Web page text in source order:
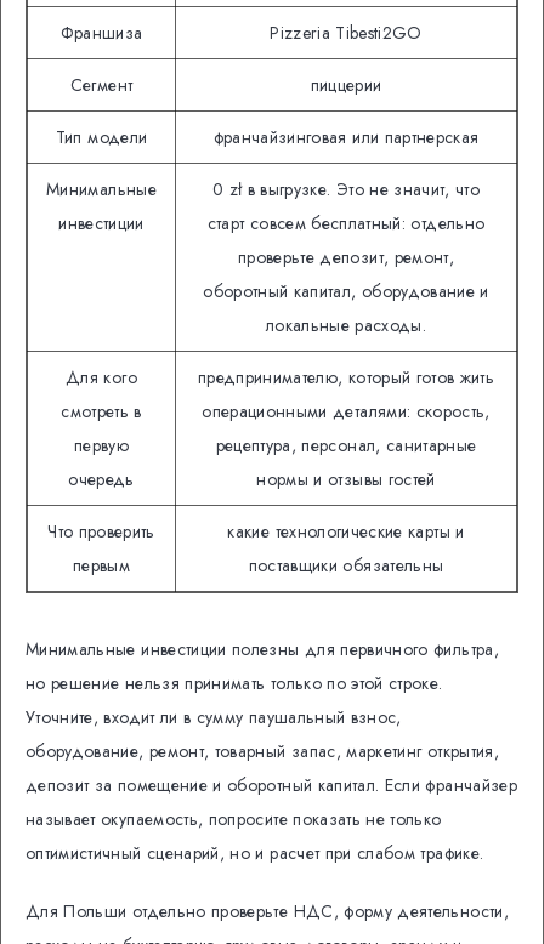
Франшиза Pizzeria Tibesti2GO
Сегмент пиццерии
Тип модели франчайзинговая или партнерская
Минимальные
инвестиции
0 zł в выгрузке. Это не значит, что
старт совсем бесплатный: отдельно
проверьте депозит, ремонт,
оборотный капитал, оборудование и
локальные расходы.
Для кого
смотреть в
первую
очередь
предпринимателю, который готов жить
операционными деталями: скорость,
рецептура, персонал, санитарные
нормы и отзывы гостей
Что проверить
первым
какие технологические карты и
поставщики обязательны
Минимальные инвестиции полезны для первичного фильтра,
но решение нельзя принимать только по этой строке.
Уточните, входит ли в сумму паушальный взнос,
оборудование, ремонт, товарный запас, маркетинг открытия,
депозит за помещение и оборотный капитал. Если франчайзер
называет окупаемость, попросите показать не только
оптимистичный сценарий, но и расчет при слабом трафике.
Для Польши отдельно проверьте НДС, форму деятельности,